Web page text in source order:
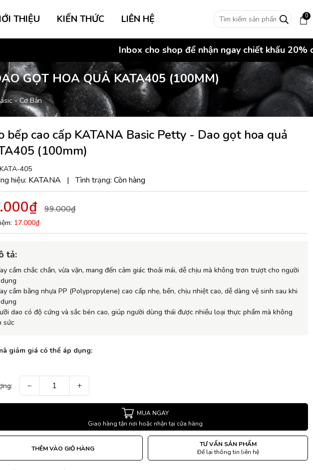
THIỆU KIẾN THỨC LIÊN HỆ 0
Inbox cho shop để nhận ngay chiết khấu 20% cho
GỌT HOA QUẢ KATA405 (100MM)
- Cơ Bản
bếp cao cấp KATANA Basic Petty - Dao gọt hoa quả
(100mm)
KATA-405
hiệu: KATANA | Tình trạng: Còn hàng
99.000₫
17.000₫
tả:
cầm chắc chắn, vừa vặn, mang đến cảm giác thoải mái, dễ chịu mà không trơn trượt cho người
cầm bằng nhựa PP (Polypropylene) cao cấp nhẹ, bền, chịu nhiệt cao, dễ dàng vệ sinh sau khi
dao có độ cứng và sắc bén cao, giúp người dùng thái được nhiều loại thực phẩm mà không
sức
giảm giá có thể áp dụng:
− +
MUA NGAY
Giao hàng tận nơi hoặc nhận tại cửa hàng
THÊM VÀO GIỎ HÀNG
TƯ VẤN SẢN PHẨM
Để lại thông tin liên hệ